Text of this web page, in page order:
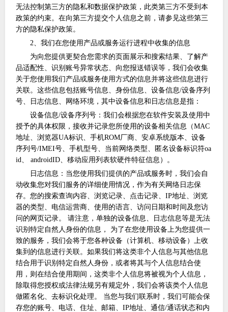
无法控制第三方的隐私和数据保护政策，此类第三方不受到本
政策的约束。在向第三方提交个人信息之前，请参见这些第三
方的隐私保护政策。
2、我们在您使用产品或服务运行进程中收集的信息
为向您提供更契合您需求的页面展示和搜索结果、了解产
品适配性、识别账号异常状态、向您报送错误等，我们会收集
关于您使用我们产品或服务使用方式的信息并将这些信息进行
关联。这些信息包括账号信息、身份信息、设备信息/设备序列
号、日志信息、网络环境，其中设备信息和日志信息是指：
设备信息/设备序列号：我们会根据您在软件安装及使用中
授予的具体权限，接收并记录您所使用的设备相关信息（MAC
地址、浏览器UA标识、手机ROM厂商、安卓系统版本、设备
序列号/IMEI号、手机型号、当前网络类型、匿名设备标识符oa
id、 androidID、移动应用列表软硬件特征信息）。
日志信息：当您使用我们提供的产品或服务时，我们会自
动收集您对我们服务的详细使用情况，作为有关网络日志保
存。您的搜索查询内容、浏览记录、点击记录、IP地址、浏览
器的类型、电信运营商、使用的语言、访问日期和时间及您访
问的网页记录。 请注意，单独的设备信息、日志信息等是无法
识别特定自然人身份的信息， 为了在您使用设备上为您提供一
致的服务，我们会将于您各种设备（计算机、移动设备）上收
集到的信息进行关联。如果我们将这类非个人信息与其他信息
结合用于识别特定自然人身份，或者将其与个人信息结合使
用，则在结合使用期间，这类非个人信息将被视为个人信息，
除取得您授权或法律法规另有规定外，我们会将该类个人信息
做匿名化、去标识化处理。 当您与我们联系时，我们可能会保
存您的账号、电话、住址、邮箱、IP地址、通信/通话状态和内